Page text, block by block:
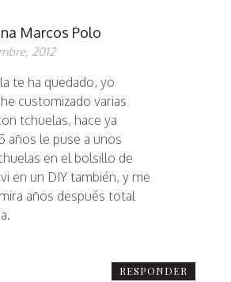
Marcos Polo
2012
te ha quedado, yo
customizado varias
tchuelas, hace ya
años le puse a unos
en el bolsillo de
en un DIY también, y me
años después total
RESPONDER